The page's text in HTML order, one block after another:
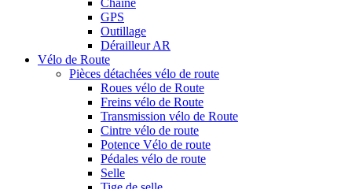
Chaine
GPS
Outillage
Dérailleur AR
Vélo de Route
Pièces détachées vélo de route
Roues vélo de Route
Freins vélo de Route
Transmission vélo de Route
Cintre vélo de route
Potence Vélo de route
Pédales vélo de route
Selle